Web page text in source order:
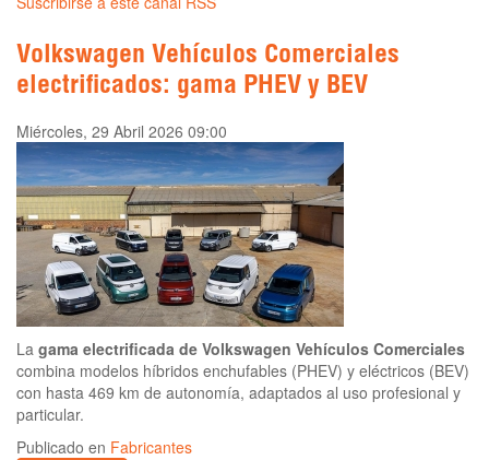
Volkswagen Vehículos Comerciales
electrificados: gama PHEV y BEV
Miércoles, 29 Abril 2026 09:00
La gama electrificada de Volkswagen Vehículos Comerciales
combina modelos híbridos enchufables (PHEV) y eléctricos (BEV)
con hasta 469 km de autonomía, adaptados al uso profesional y
particular.
Publicado en Fabricantes